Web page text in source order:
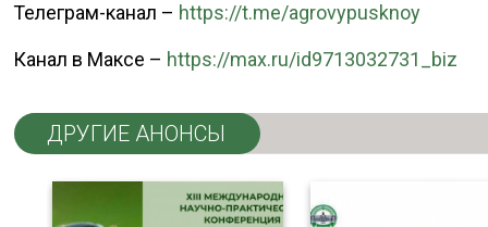
Телеграм-канал – https://t.me/agrovypusknoy
Канал в Максе – https://max.ru/id9713032731_biz
ДРУГИЕ АНОНСЫ